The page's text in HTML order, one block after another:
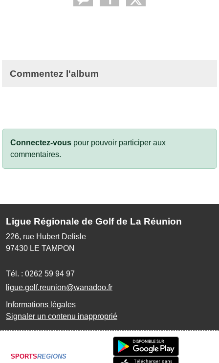
Commentez l'album
Connectez-vous pour pouvoir participer aux
commentaires.
Ligue Régionale de Golf de La Réunion
226, rue Hubert Delisle
97430 LE TAMPON
Tél. : 0262 59 94 97
ligue.golf.reunion@wanadoo.fr
Informations légales
Signaler un contenu inapproprié
SPORTSREGIONS